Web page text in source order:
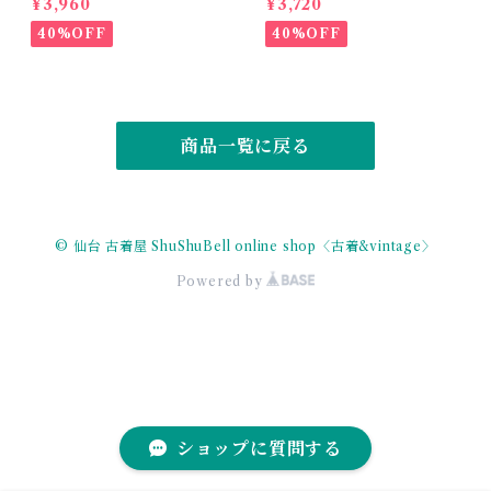
ショップに質問する
¥3,960
40%OFF
rt
¥3,720
40%OFF
商品一覧に戻る
© 仙台 古着屋 ShuShuBell online shop〈古着&vintage〉
Powered by